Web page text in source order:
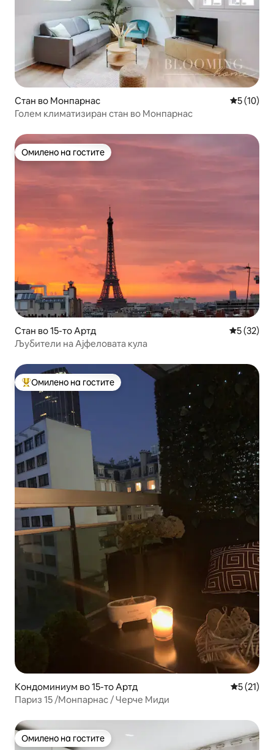
Стан во Монпарнас Просечна
5 (10)
Голем климатизиран стан во Монпарнас
Омилено на гостите
Омилено на гостите
Стан во 15-то Артд Просечна
5 (32)
Љубители на Ајфеловата кула
Меѓу најуспешните „Омилени на гостите“
Омилено на гостите
Кондоминиум во 15-то Артд
5 (21)
Париз 15 /Монпарнас / Черче Миди
Омилено на гостите
Омилено на гостите